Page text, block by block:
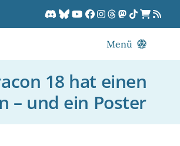
Menü
DORPCast
DORP-TV
18 hat einen
– und ein Poster